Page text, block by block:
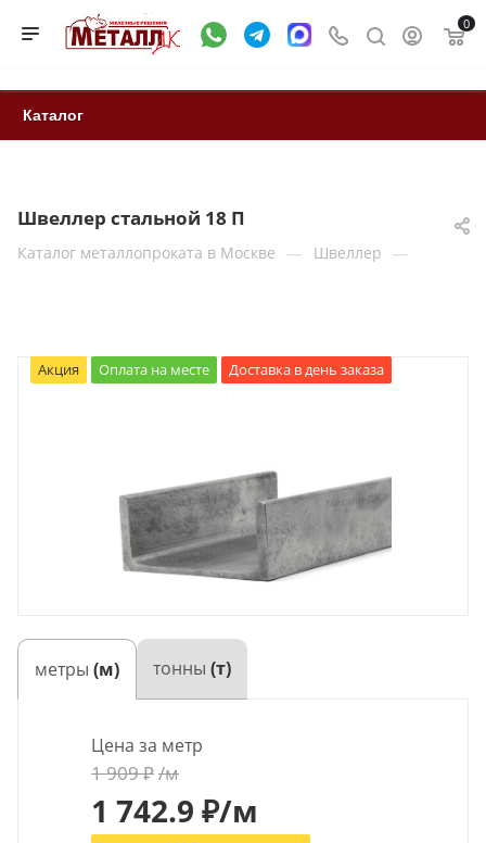
0
Каталог
Швеллер стальной 18 П
Каталог металлопроката в Москве — Швеллер —
Акция Оплата на месте Доставка в день заказа
метры (м) тонны (т)
Цена за метр
1 909₽/м
1 742.9 ₽/м